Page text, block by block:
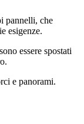
pannelli, che
esigenze.
essere spostati
e panorami.